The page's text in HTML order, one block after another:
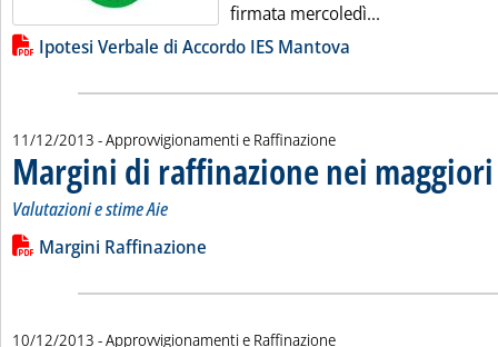
firmata mercoledì...
Lista allegati PDF alla notizia
Ipotesi Verbale di Accordo IES Mantova
11/12/2013 - Approvvigionamenti e Raffinazione
Margini di raffinazione nei
Valutazioni e stime Aie
Leggi tutta la notizia: 'Margini di raffinazione nei maggiori
Lista allegati PDF alla notizia
Margini Raffinazione
10/12/2013 - Approvvigionamenti e Raffinazione